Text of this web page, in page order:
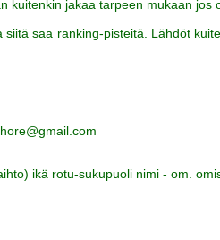
kuitenkin jakaa tarpeen mukaan jos
saa ranking-pisteitä. Lähdöt
ikä rotu-sukupuoli nimi - om.